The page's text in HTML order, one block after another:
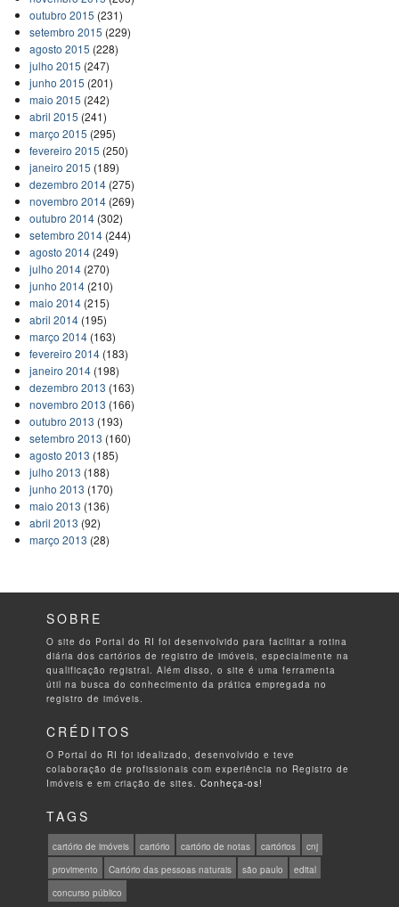
outubro 2015 (231)
setembro 2015 (229)
agosto 2015 (228)
julho 2015 (247)
junho 2015 (201)
maio 2015 (242)
abril 2015 (241)
março 2015 (295)
fevereiro 2015 (250)
janeiro 2015 (189)
dezembro 2014(275)
novembro 2014(269)
outubro 2014(302)
setembro 2014(244)
agosto 2014(249)
julho 2014(270)
junho 2014(210)
maio 2014(215)
abril 2014(195)
março 2014(163)
fevereiro 2014(183)
janeiro 2014(198)
dezembro 2013 (163)
novembro 2013 (166)
outubro 2013 (193)
setembro 2013 (160)
agosto 2013 (185)
julho 2013 (188)
junho 2013 (170)
maio 2013 (136)
abril 2013 (92)
março 2013 (28)
SOBRE
O site do Portal do RI foi desenvolvido para facilitar a rotina
diária dos cartórios de registro de imóveis, especialmente na
qualificação registral. Além disso, o site é uma ferramenta
útil na busca do conhecimento da prática empregada no
registro de imóveis.
CRÉDITOS
O Portal do RI foi idealizado, desenvolvido e teve
colaboração de profissionais com experiência no Registro de
Imóveis e em criação de sites.Conheça-os!
TAGS
cartório de imóveis cartório cartório de notas cartórios
cnj
provimento
Cartório das pessoas naturais são paulo
edital
concurso público